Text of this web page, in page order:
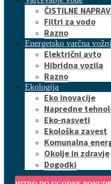
ČISTILNE
Filtri za vodo
Razno
Energetsko varčna
Električni avto
Hibridna vozila
Razno
Ekologija
Eko inovacije
Napredne
Eko-nasveti
Ekološka zavest
Komunalna
Okolje in zdravje
Dogodki